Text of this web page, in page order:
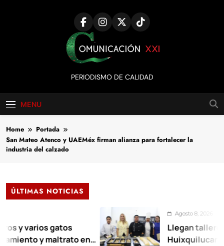
Comunicación
XXI
PERIODISMO DE CALIDAD
MENU
Home
Portada
San Mateo Atenco y UAEMéx firman alianza para fortalecer la
industria del calzado
ÚLTIMAS NOTICIAS
gatos
y maltrato en
Agosto 8, 2026
Llegan talleres de
Huixquilucan